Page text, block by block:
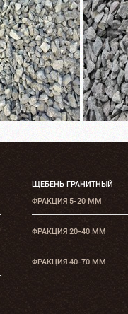
ЩЕБЕНЬ ГРАНИТНЫЙ
ФРАКЦИЯ 5-20 ММ
ФРАКЦИЯ 20-40 ММ
ФРАКЦИЯ 40-70 ММ